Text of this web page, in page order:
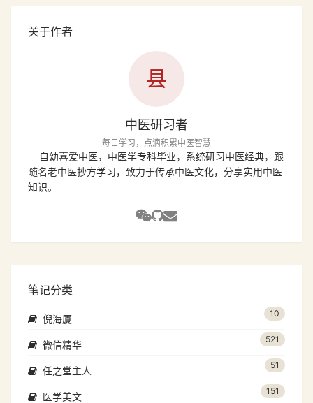
关于作者
县
中医研习者
每日学习，点滴积累中医智慧
自幼喜爱中医，中医学专科毕业，系统研习中医经典，跟
随名老中医抄方学习，致力于传承中医文化，分享实用中医
知识。
笔记分类
倪海厦 10
微信精华 521
任之堂主人 51
医学美文 151